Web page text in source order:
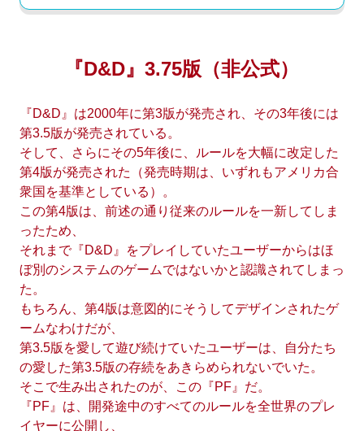
『D&D』3.75版（非公式）
『D&D』は2000年に第3版が発売され、その3年後には
第3.5版が発売されている。
そして、さらにその5年後に、ルールを大幅に改定した
第4版が発売された（発売時期は、いずれもアメリカ合
衆国を基準としている）。
この第4版は、前述の通り従来のルールを一新してしま
ったため、
それまで『D&D』をプレイしていたユーザーからはほ
ぼ別のシステムのゲームではないかと認識されてしまっ
た。
もちろん、第4版は意図的にそうしてデザインされたゲ
ームなわけだが、
第3.5版を愛して遊び続けていたユーザーは、自分たち
の愛した第3.5版の存続をあきらめられないでいた。
そこで生み出されたのが、この『PF』だ。
『PF』は、開発途中のすべてのルールを全世界のプレ
イヤーに公開し、